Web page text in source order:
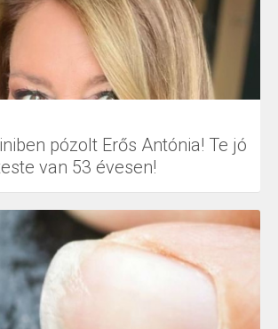
pózolt Erős Antónia! Te jó
van 53 évesen!